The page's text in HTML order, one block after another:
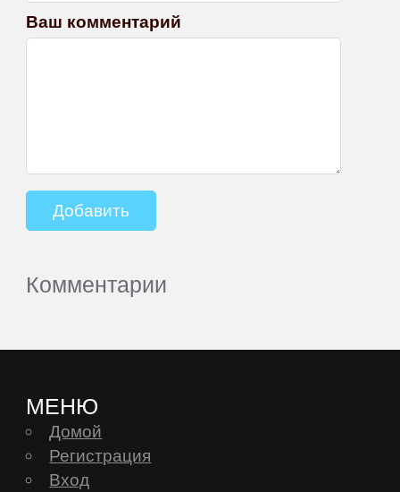
Ваш комментарий
Комментарии
МЕНЮ
Домой
Регистрация
Вход